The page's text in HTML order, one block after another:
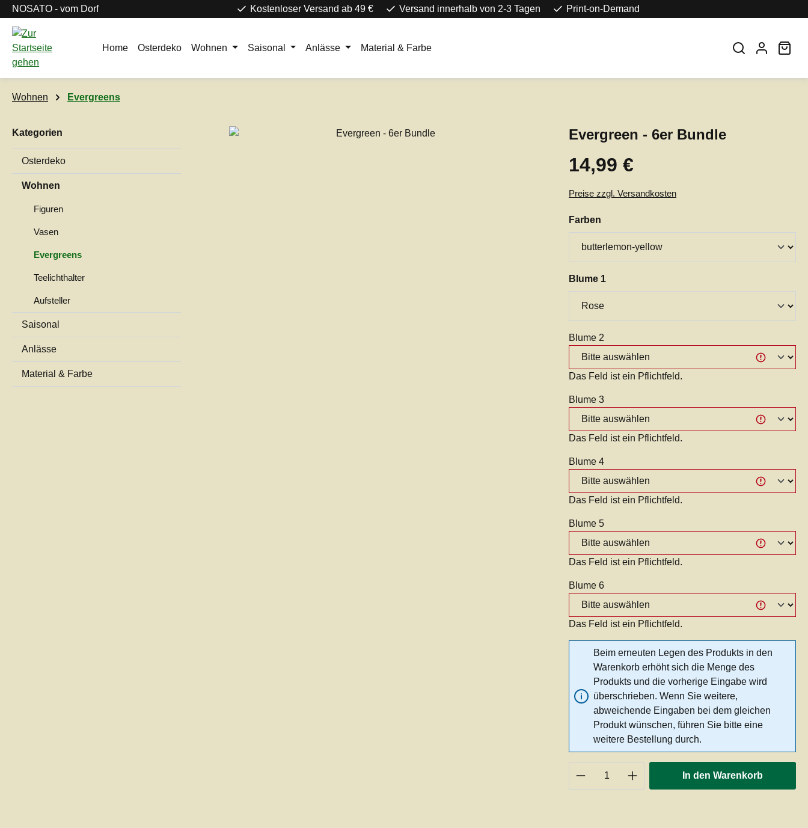
Hauptinhalt springen
Zur Suche springen
Zur Hauptnavigation springen
NOSATO - vom Dorf Kostenloser Versand ab 49 € Versand innerhalb von 2-3 Tagen Print-on-Demand
Home Osterdeko Wohnen Saisonal Anlässe Material & Farbe
Wohnen Evergreens
Kategorien
Osterdeko
Wohnen
Figuren
Vasen
Evergreens
Teelichthalter
Aufsteller
Saisonal
Anlässe
Material & Farbe
Bildergalerie überspringen Evergreen - 6er Bundle
Regulärer Preis:
14,99 €
Preise zzgl. Versandkosten
Farben
Blume 1
Blume 2
Das Feld ist ein Pflichtfeld.
Blume 3
Das Feld ist ein Pflichtfeld.
Blume 4
Das Feld ist ein Pflichtfeld.
Blume 5
Das Feld ist ein Pflichtfeld.
Blume 6
Das Feld ist ein Pflichtfeld.
Beim erneuten Legen des Produkts in den
Warenkorb erhöht sich die Menge des
Produkts und die vorherige Eingabe wird
überschrieben. Wenn Sie weitere,
abweichende Eingaben bei dem gleichen
Produkt wünschen, führen Sie bitte eine
weitere Bestellung durch.
Produkt Anzahl: Gib den
In den Warenkorb